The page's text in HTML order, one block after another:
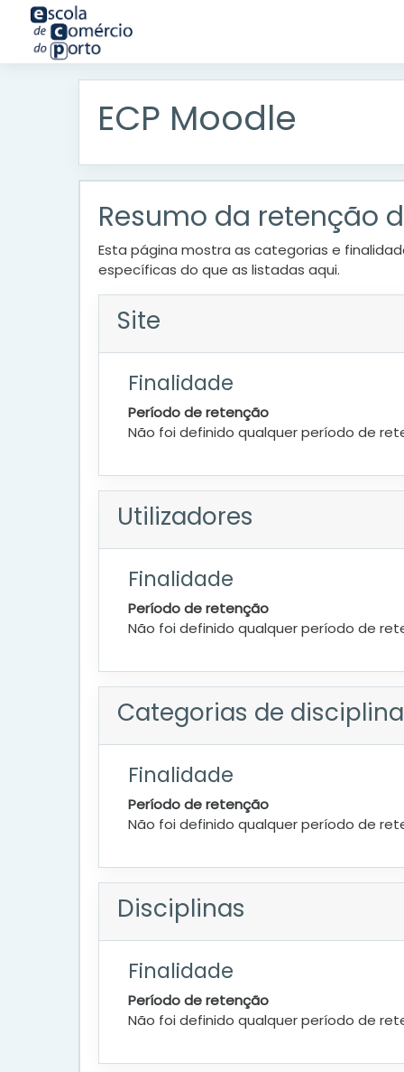
Ir para o conteúdo principal
ECP Moodle
Resumo da retenção
Esta página mostra as categorias e
específicas do que as listadas aqui.
Site
Finalidade
Período de retenção
Não foi definido qualquer período de
Utilizadores
Finalidade
Período de retenção
Não foi definido qualquer período de
Categorias de
Finalidade
Período de retenção
Não foi definido qualquer período de
Disciplinas
Finalidade
Período de retenção
Não foi definido qualquer período de